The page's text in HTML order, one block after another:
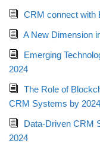
CRM connect with
A New Dimension
Emerging
2024
The Role of
CRM Systems by 2024
Data-Driven CRM
2024